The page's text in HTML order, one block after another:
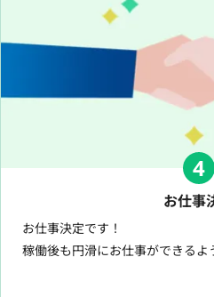
4
お仕事
お仕事決定です！
稼働後も円滑にお仕事ができるよ